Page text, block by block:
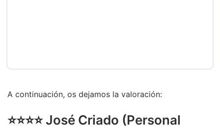
A continuación, os dejamos la valoración:
⭐️⭐️⭐️⭐️ José Criado (Personal